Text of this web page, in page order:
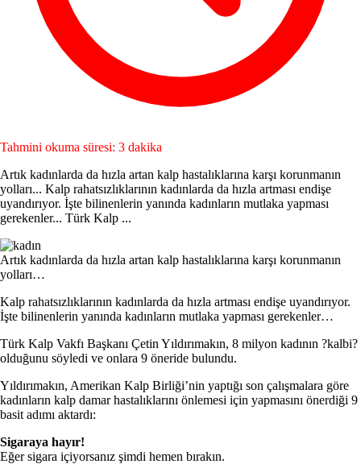
Tahmini okuma süresi: 3 dakika
Artık kadınlarda da hızla artan kalp hastalıklarına karşı korunmanın
yolları... Kalp rahatsızlıklarının kadınlarda da hızla artması endişe
uyandırıyor. İşte bilinenlerin yanında kadınların mutlaka yapması
gerekenler... Türk Kalp ...
Artık kadınlarda da hızla artan kalp hastalıklarına karşı korunmanın
yolları…
Kalp rahatsızlıklarının kadınlarda da hızla artması endişe uyandırıyor.
İşte bilinenlerin yanında kadınların mutlaka yapması gerekenler…
Türk Kalp Vakfı Başkanı Çetin Yıldırımakın, 8 milyon kadının ?kalbi?
olduğunu söyledi ve onlara 9 öneride bulundu.
Yıldırımakın, Amerikan Kalp Birliği’nin yaptığı son çalışmalara göre
kadınların kalp damar hastalıklarını önlemesi için yapmasını önerdiği 9
basit adımı aktardı:
Sigaraya hayır!
Eğer sigara içiyorsanız şimdi hemen bırakın.